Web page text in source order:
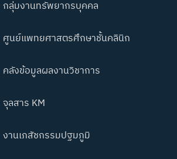
กลุ่มงานทรัพยากรบุคคล
ศูนย์แพทยศาสตรศึกษาชั้นคลินิก
คลังข้อมูลผลงานวิชาการ
จุลสาร KM
งานเภสัชกรรมปฐมภูมิ